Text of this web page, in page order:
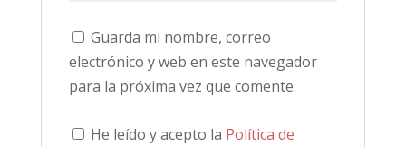
Guarda mi nombre, correo
electrónico y web en este navegador
para la próxima vez que comente.
He leído y acepto la Política de